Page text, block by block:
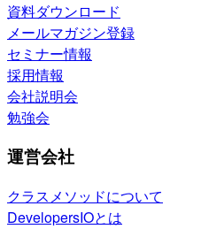
資料ダウンロード
メールマガジン登録
セミナー情報
採用情報
会社説明会
勉強会
運営会社
クラスメソッドについて
DevelopersIOとは